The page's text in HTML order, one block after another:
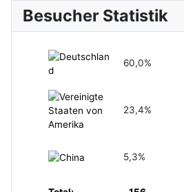
Besucher Statistik
60,0%
23,4%
5,3%